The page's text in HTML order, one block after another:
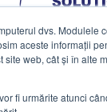
dvs.
aceste informații
web, cât și în
fi urmărite atunci